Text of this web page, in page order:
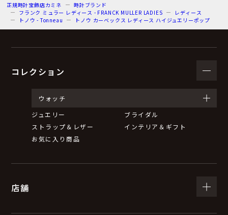
正規時計宝飾店カミネ
時計ブランド
フランク ミュラー レディース - FRANCK MULLER LADIES
レディース
トノウ - Tonneau
トノウ カーベックス レディース ハイジュエリーポップ
コレクション
ウォッチ
ジュエリー
ブライダル
ストラップ＆レザー
インテリア＆ギフト
お気に入り商品
店舗